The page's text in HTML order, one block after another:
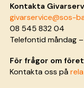
Kontakta
givarservice@sos-
08 545 832 04
Telefontid måndag
För frågor om
Kontakta oss på